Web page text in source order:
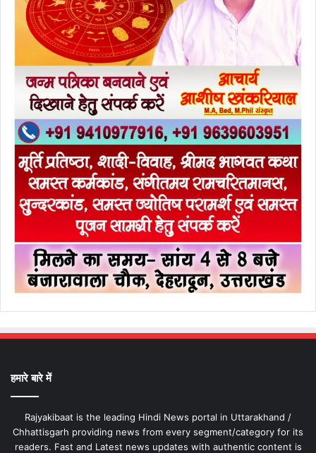
हमारे बारे में
Rajyakibaat is the leading Hindi News portal in Uttarakhand /
Chhattisgarh providing news from every segment/category for its
readers. Fast and Latest news updates with authentic content is